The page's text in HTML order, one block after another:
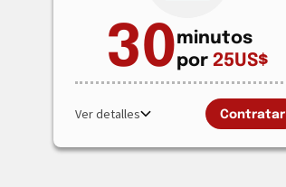
30minutos
por 25US$
Ver detalles Contratar